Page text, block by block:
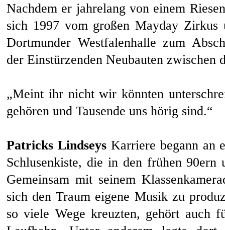
Nachdem er jahrelang von einem
sich 1997 vom großen Mayday
Dortmunder Westfalenhalle zum
der Einstürzenden Neubauten zwischen
„Meint ihr nicht wir könnten
gehören und Tausende uns hörig sind.“
Patricks LindseysKarriere begann an
Schlusenkiste, die in den frühen 90ern
Gemeinsam mit seinem
sich den Traum eigene Musik zu
so viele Wege kreuzten, gehört auch